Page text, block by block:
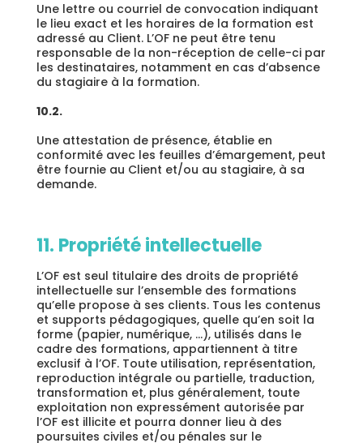
Une lettre ou courriel de convocation indiquant
le lieu exact et les horaires de la formation est
adressé au Client. L’OF ne peut être tenu
responsable de la non-réception de celle-ci par
les destinataires, notamment en cas d’absence
du stagiaire à la formation.
10.2.
Une attestation de présence, établie en
conformité avec les feuilles d’émargement, peut
être fournie au Client et/ou au stagiaire, à sa
demande.
11. Propriété intellectuelle
L’OF est seul titulaire des droits de propriété
intellectuelle sur l’ensemble des formations
qu’elle propose à ses clients. Tous les contenus
et supports pédagogiques, quelle qu’en soit la
forme (papier, numérique, …), utilisés dans le
cadre des formations, appartiennent à titre
exclusif à l’OF. Toute utilisation, représentation,
reproduction intégrale ou partielle, traduction,
transformation et, plus généralement, toute
exploitation non expressément autorisée par
l’OF est illicite et pourra donner lieu à des
poursuites civiles et/ou pénales sur le